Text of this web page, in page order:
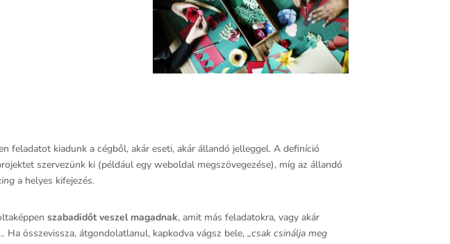
feladatot kiadunk a cégből, akár eseti, akár állandó jelleggel. A definíció
szervezünk ki (például egy weboldal megszövegezése), míg az állandó
a helyes kifejezés.
szabadidőt veszel magadnak, amit más feladatokra, vagy akár
Ha összevissza, átgondolatlanul, kapkodva vágsz bele,„csak csinálja meg